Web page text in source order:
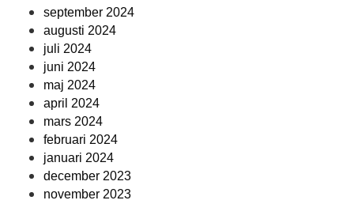
september 2024
augusti 2024
juli 2024
juni 2024
maj 2024
april 2024
mars 2024
februari 2024
januari 2024
december 2023
november 2023